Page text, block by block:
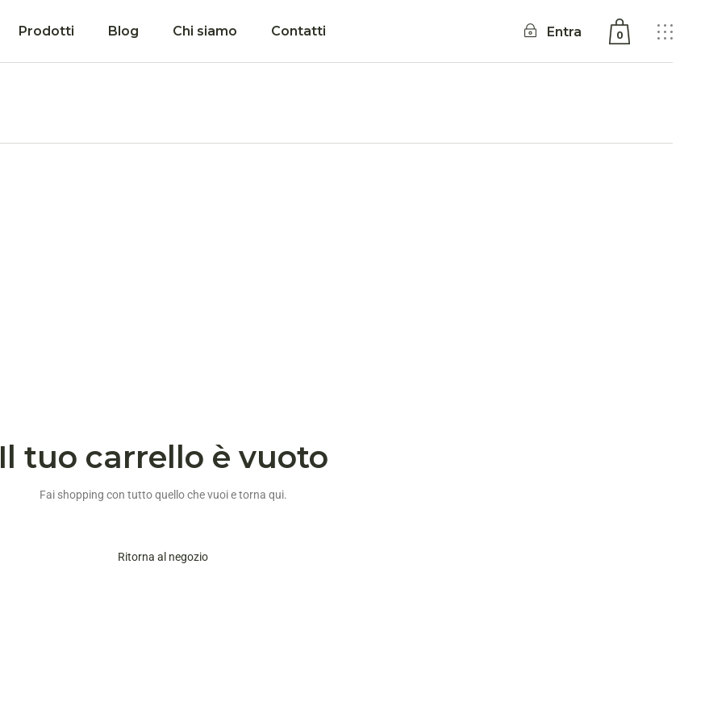
Prodotti Blog Chi siamo Contatti Entra 0
Il tuo carrello è vuoto
Fai shopping con tutto quello che vuoi e torna qui.
Ritorna al negozio